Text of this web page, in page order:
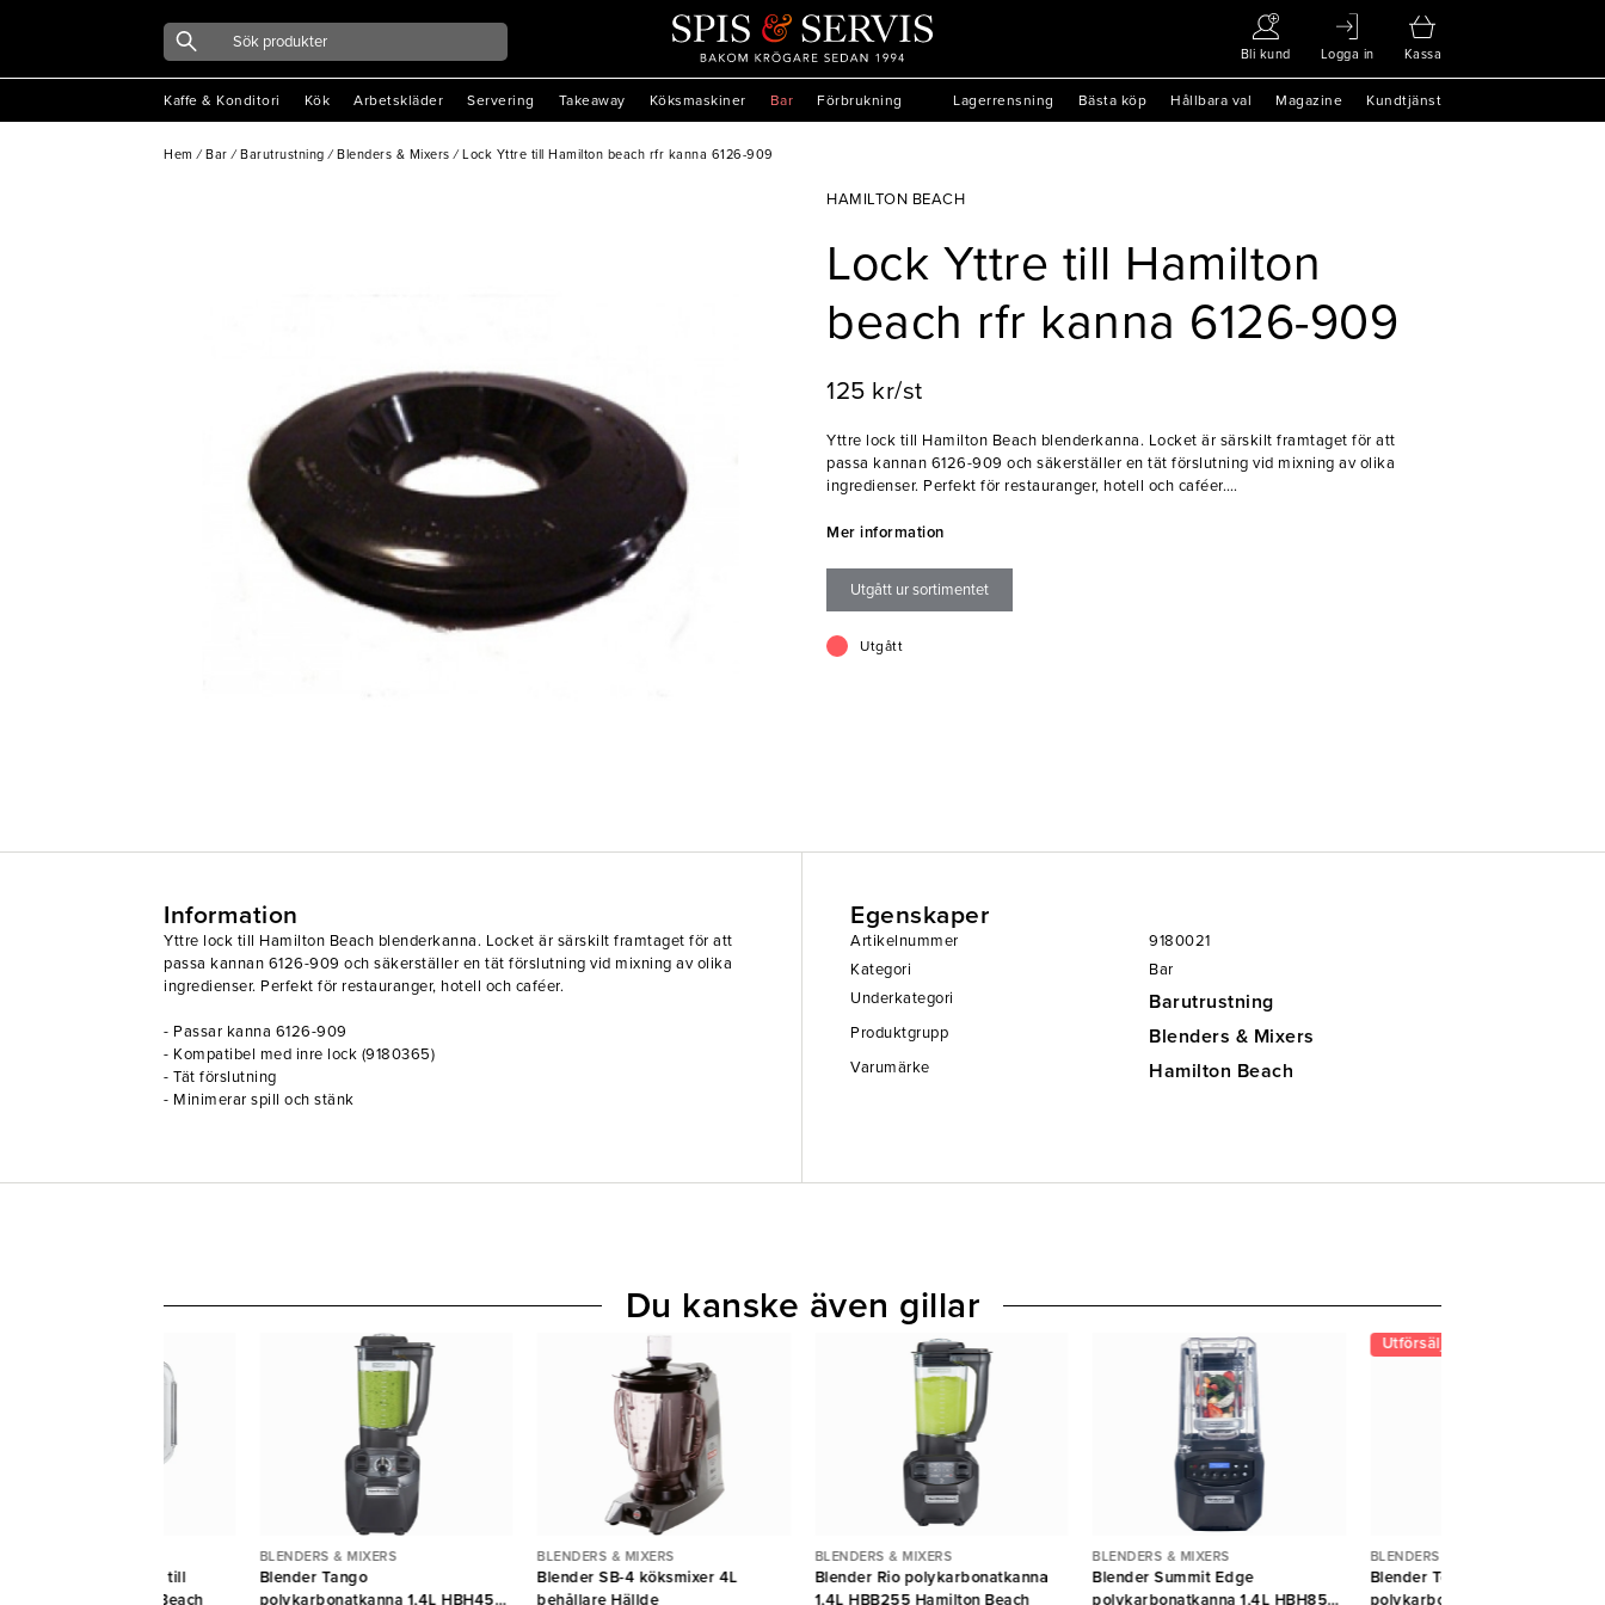
Bli kund Logga in Kassa
Kaffe & Konditori Kök Arbetskläder Servering Takeaway Köksmaskiner Bar Förbrukning Lagerrensning Bästa köp Hållbara val Magazine Kundtjänst
Hem / Bar / Barutrustning / Blenders & Mixers / Lock Yttre till Hamilton beach rfr kanna 6126-909
HAMILTON BEACH
Lock Yttre till Hamilton
beach rfr kanna 6126-909
125 kr/st
Yttre lock till Hamilton Beach blenderkanna. Locket är särskilt framtaget för att
passa kannan 6126-909 och säkerställer en tät förslutning vid mixning av olika
ingredienser. Perfekt för restauranger, hotell och caféer.
- Passar kanna 6126-909
- Minimerar spill och stänk
Mer information
Utgått ur sortimentet
Utgått
Information
Yttre lock till Hamilton Beach blenderkanna. Locket är särskilt framtaget för att
passa kannan 6126-909 och säkerställer en tät förslutning vid mixning av olika
ingredienser. Perfekt för restauranger, hotell och caféer.
- Passar kanna 6126-909
- Kompatibel med inre lock (9180365)
- Tät förslutning
- Minimerar spill och stänk
Egenskaper
Artikelnummer
9180021
Kategori
Bar
Underkategori
Barutrustning
Produktgrupp Blenders & Mixers
Varumärke Hamilton Beach
polykarbonat 1,3L till
908R Hamilton Beach
BLENDERS & MIXERS
Blender Tango
polykarbonatkanna 1,4L HBH455
BLENDERS & MIXERS
Blender SB-4 köksmixer 4L
behållare Hällde
BLENDERS & MIXERS
Blender Rio polykarbonatkanna
1,4L HBB255 Hamilton Beach
BLENDERS & MIXERS
Blender Summit Edge
polykarbonatkanna 1,4L HBH855
Utförsäljning
BLENDERS & MIXERS
Blender Tempest
polykarbonatkanna 1,8L
Du kanske även gillar